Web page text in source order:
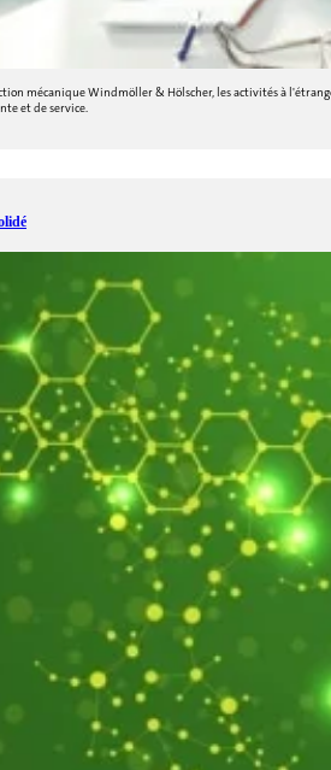
mécanique Windmöller & Hölscher, les activités à
et de service.